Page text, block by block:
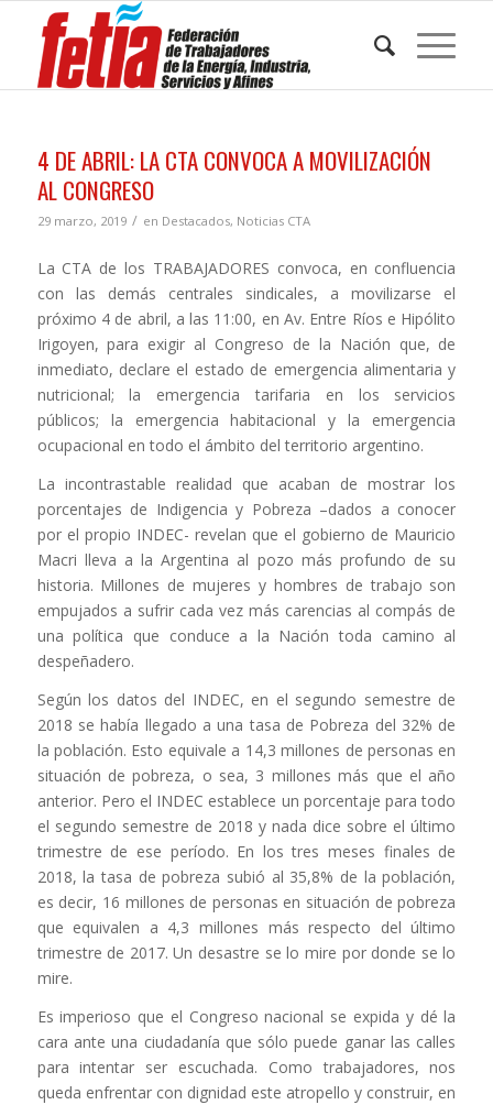
4 DE ABRIL: LA CTA CONVOCA A MOVILIZACIÓN
AL CONGRESO
29 marzo, 2019 / en Destacados, Noticias CTA
La CTA de los TRABAJADORES convoca, en confluencia
con las demás centrales sindicales, a movilizarse el
próximo 4 de abril, a las 11:00, en Av. Entre Ríos e Hipólito
Irigoyen, para exigir al Congreso de la Nación que, de
inmediato, declare el estado de emergencia alimentaria y
nutricional; la emergencia tarifaria en los servicios
públicos; la emergencia habitacional y la emergencia
ocupacional en todo el ámbito del territorio argentino.
La incontrastable realidad que acaban de mostrar los
porcentajes de Indigencia y Pobreza –dados a conocer
por el propio INDEC- revelan que el gobierno de Mauricio
Macri lleva a la Argentina al pozo más profundo de su
historia. Millones de mujeres y hombres de trabajo son
empujados a sufrir cada vez más carencias al compás de
una política que conduce a la Nación toda camino al
despeñadero.
Según los datos del INDEC, en el segundo semestre de
2018 se había llegado a una tasa de Pobreza del 32% de
la población. Esto equivale a 14,3 millones de personas en
situación de pobreza, o sea, 3 millones más que el año
anterior. Pero el INDEC establece un porcentaje para todo
el segundo semestre de 2018 y nada dice sobre el último
trimestre de ese período. En los tres meses finales de
2018, la tasa de pobreza subió al 35,8% de la población,
es decir, 16 millones de personas en situación de pobreza
que equivalen a 4,3 millones más respecto del último
trimestre de 2017. Un desastre se lo mire por donde se lo
mire.
Es imperioso que el Congreso nacional se expida y dé la
cara ante una ciudadanía que sólo puede ganar las calles
para intentar ser escuchada. Como trabajadores, nos
queda enfrentar con dignidad este atropello y construir, en